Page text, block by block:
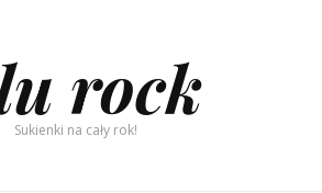
rock
Sukienki na cały rok!